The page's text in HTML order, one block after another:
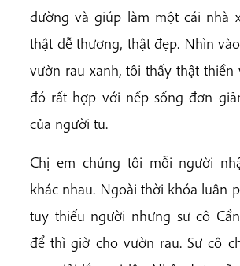
dường và giúp làm một cái nhà
thật dễ thương, thật đẹp. Nhìn
vườn rau xanh, tôi thấy thật thiền
đó rất hợp với nếp sống đơn
của người tu.
Chị em chúng tôi mỗi người
khác nhau. Ngoài thời khóa luân
tuy thiếu người nhưng sư cô
để thì giờ cho vườn rau. Sư cô